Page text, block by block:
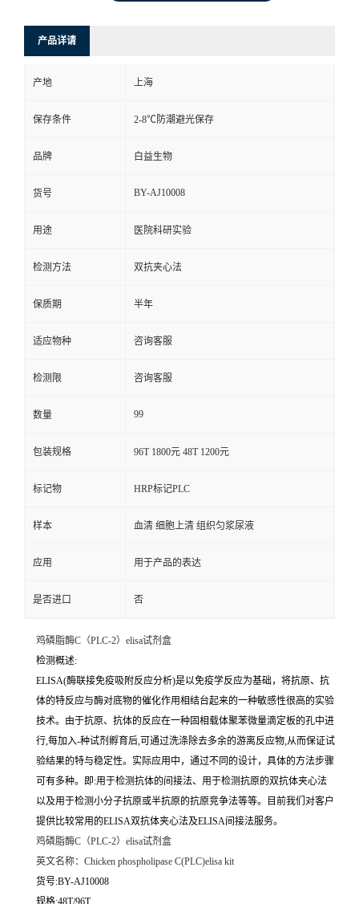
产品详请
产地 上海
保存条件 2-8℃防潮避光保存
品牌 白益生物
货号 BY-AJ10008
用途 医院科研实验
检测方法 双抗夹心法
保质期 半年
适应物种 咨询客服
检测限 咨询客服
数量 99
包装规格 96T 1800元 48T 1200元
标记物 HRP标记PLC
样本 血清 细胞上清 组织匀浆尿液
应用 用于产品的表达
是否进口 否
鸡磷脂酶C（PLC-2）elisa试剂盒
检测概述:
ELISA(酶联接免疫吸附反应分析)是以免疫学反应为基础，将抗原、抗
体的特反应与酶对底物的催化作用相结台起来的一种敏感性很高的实验
技术。由于抗原、抗体的反应在一种固相载体聚苯微量滴定板的孔中进
行,每加入-种试剂孵育后,可通过洗涤除去多余的游离反应物,从而保证试
验结果的特与稳定性。实际应用中，通过不同的设计，具体的方法步骤
可有多种。即:用于检测抗体的间接法、用于检测抗原的双抗体夹心法
以及用于检测小分子抗原或半抗原的抗原竞争法等等。目前我们对客户
提供比较常用的ELISA双抗体夹心法及ELISA间接法服务。
鸡磷脂酶C（PLC-2）elisa试剂盒
英文名称： Chicken phospholipase C(PLC)elisa kit
货号:BY-AJ10008